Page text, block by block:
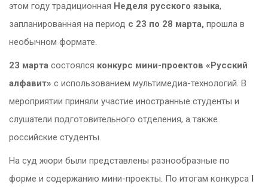
этом году традиционная Неделя русского языка,
запланированная на период с 23 по 28 марта, прошла в
необычном формате.
23 марта состоялся конкурс мини-проектов «Русский
алфавит» с использованием мультимедиа-технологий. В
мероприятии приняли участие иностранные студенты и
слушатели подготовительного отделения, а также
российские студенты.
На суд жюри были представлены разнообразные по
форме и содержанию мини-проекты. По итогам конкурса I